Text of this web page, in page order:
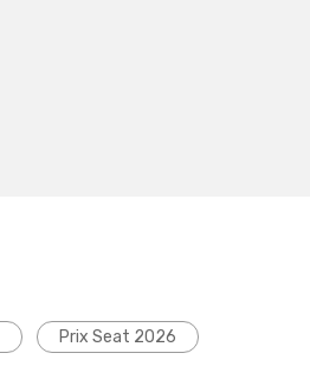
Prix Seat 2026